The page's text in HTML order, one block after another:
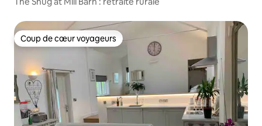
Coup de cœur voyageurs
Coup de cœur voyageurs